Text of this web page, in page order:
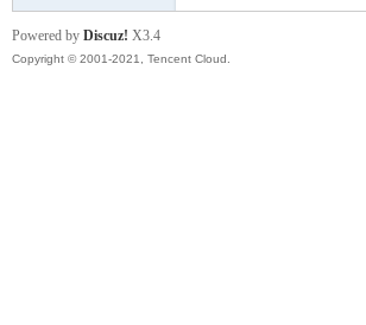
Powered by Discuz! X3.4
Copyright © 2001-2021, Tencent Cloud.